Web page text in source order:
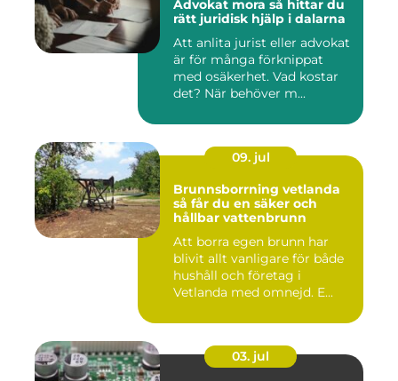
Advokat mora så hittar du
rätt juridisk hjälp i dalarna
Att anlita jurist eller advokat
är för många förknippat
med osäkerhet. Vad kostar
det? När behöver m...
09. jul
Brunnsborrning vetlanda
så får du en säker och
hållbar vattenbrunn
Att borra egen brunn har
blivit allt vanligare för både
hushåll och företag i
Vetlanda med omnejd. E...
03. jul